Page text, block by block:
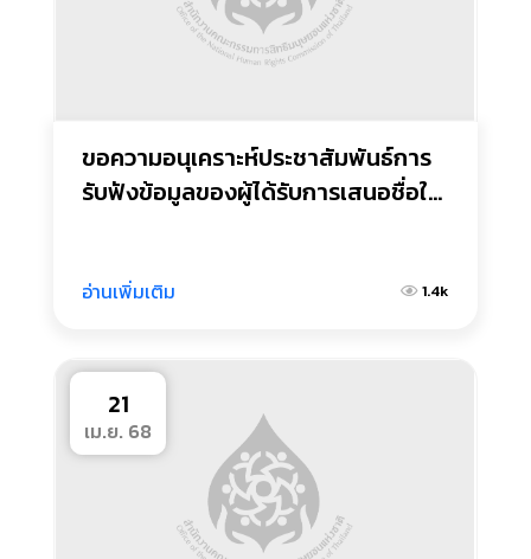
ขอความอนุเคราะห์ประชาสัมพันธ์การ
รับฟังข้อมูลของผู้ได้รับการเสนอชื่อให้
อ่านเพิ่มเติม 1.4k
21
เม.ย. 68